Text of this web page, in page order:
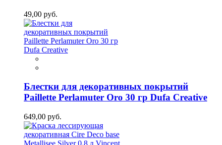
49,00 руб.
Блестки для декоративных покрытий
Paillette Perlamuter Oro 30 гр Dufa Creative
649,00 руб.